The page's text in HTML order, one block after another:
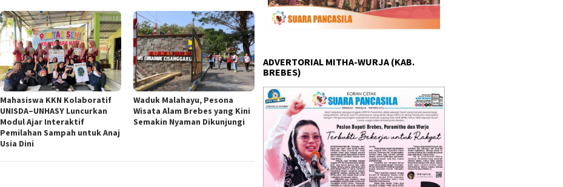
Mahasiswa KKN Kolaboratif
UNISDA–UNHASY Luncurkan
Modul Ajar Interaktif
Pemilahan Sampah untuk Anaj
Usia Dini
Waduk Malahayu, Pesona
Wisata Alam Brebes yang Kini
Semakin Nyaman Dikunjungi
ADVERTORIAL MITHA-WURJA (KAB.
BREBES)